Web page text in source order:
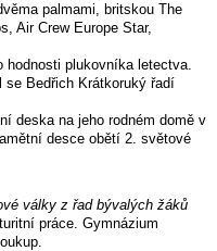
palmami, britskou The
Air Crew Europe Star,
hodnosti plukovníka letectva.
se Bedřich Krátkoruký řadí
deska na jeho rodném domě v
desce obětí 2. světové
války z řad bývalých žáků
práce. Gymnázium